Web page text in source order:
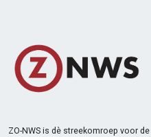
ZO-NWS is dè streekomroep voor